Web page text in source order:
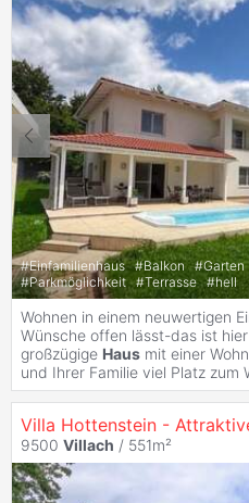
#Einfamilienhaus #Balkon #Garten
#Parkmöglichkeit #Terrasse #hell
Wohnen in einem neuwertigen
Wünsche offen lässt-das ist
großzügige Haus mit einer
und Ihrer Familie viel Platz zum
9500 Villach / 551m²